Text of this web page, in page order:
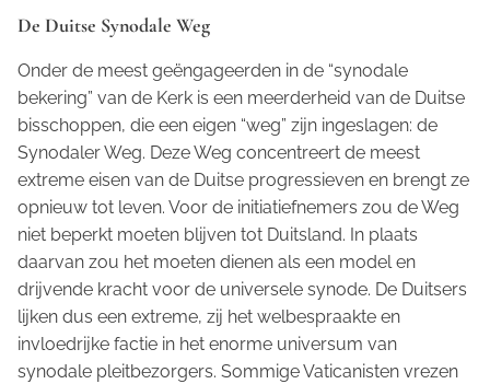
De Duitse Synodale Weg
Onder de meest geëngageerden in de “synodale
bekering” van de Kerk is een meerderheid van de Duitse
bisschoppen, die een eigen “weg” zijn ingeslagen: de
Synodaler Weg. Deze Weg concentreert de meest
extreme eisen van de Duitse progressieven en brengt ze
opnieuw tot leven. Voor de initiatiefnemers zou de Weg
niet beperkt moeten blijven tot Duitsland. In plaats
daarvan zou het moeten dienen als een model en
drijvende kracht voor de universele synode. De Duitsers
lijken dus een extreme, zij het welbespraakte en
invloedrijke factie in het enorme universum van
synodale pleitbezorgers. Sommige Vaticanisten vrezen